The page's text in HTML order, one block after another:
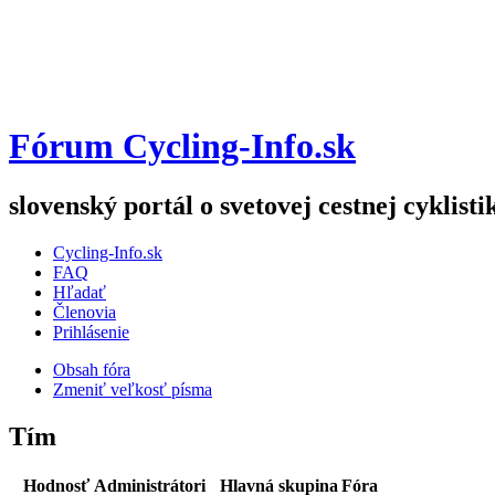
Fórum Cycling-Info.sk
slovenský portál o svetovej cestnej
Cycling-Info.sk
FAQ
Hľadať
Členovia
Prihlásenie
Obsah fóra
Zmeniť veľkosť písma
Tím
Hodnosť Administrátori Hlavná skupina Fóra